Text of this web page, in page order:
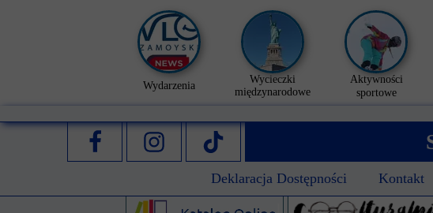
Deklaracja Dostępności Kontakt
Aktywności
sportowe
Wycieczki
międzynarodowe
Wydarzenia